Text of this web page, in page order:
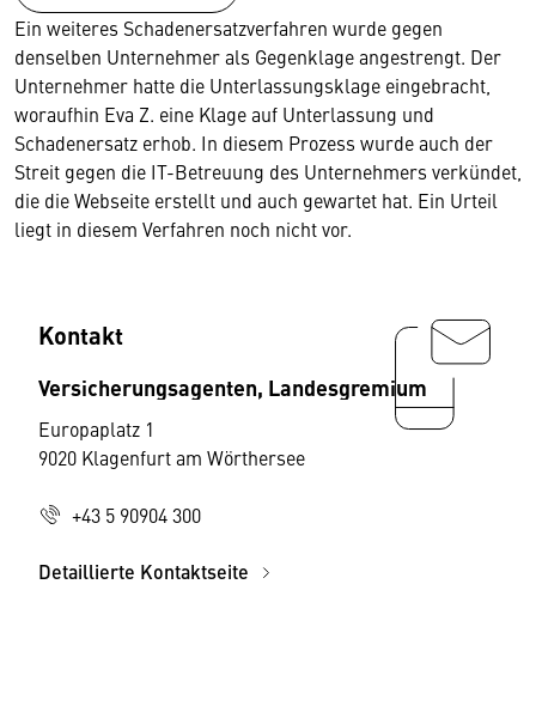
Ein weiteres Schadenersatzverfahren wurde gegen
denselben Unternehmer als Gegenklage angestrengt. Der
Unternehmer hatte die Unterlassungsklage eingebracht,
woraufhin Eva Z. eine Klage auf Unterlassung und
Schadenersatz erhob. In diesem Prozess wurde auch der
Streit gegen die IT-Betreuung des Unternehmers verkündet,
die die Webseite erstellt und auch gewartet hat. Ein Urteil
liegt in diesem Verfahren noch nicht vor.
Kontakt
Versicherungsagenten, Landesgremium
Europaplatz 1
9020 Klagenfurt am Wörthersee
+43 5 90904 300
Detaillierte Kontaktseite